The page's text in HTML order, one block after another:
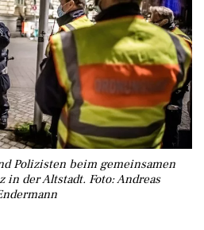
Polizisten beim gemeinsamen
in der Altstadt. Foto: Andreas